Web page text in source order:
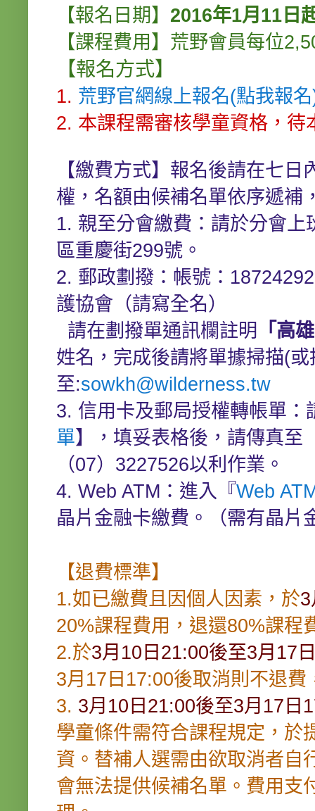
【報名日期】 2016年1月11日
【課程費用】荒野會員每位
【報名方式】
1. 荒野官網線上報名(點我報
2. 本課程需審核學童資格，
【繳費方式】報名後請在七
權，名額由候補名單
1. 親至分會繳費：請於分會
區重慶街299號。
2. 郵政劃撥：帳號：
護協會（請寫全名）
請在劃撥單通訊欄註明 「高
姓名，完成後請將單據掃描(
至:sowkh@wilderness.tw
3. 信用卡及郵局授權轉帳單：
單】，填妥表格後，請傳真至
（07）3227526以利作業。
4. Web ATM：進入『Web
晶片金融卡繳費。（需有晶片
【退費標準】
1.如已繳費且因個人因素，於
20%課程費用，退還80%課程
2.於3月10日21:00後至3月17
3月17日17:00後取消則不退
3. 3月10日21:00後至3月17日
學童條件需符合課程規定，於
資。替補人選需由欲取消者自
會無法提供候補名單。費用支